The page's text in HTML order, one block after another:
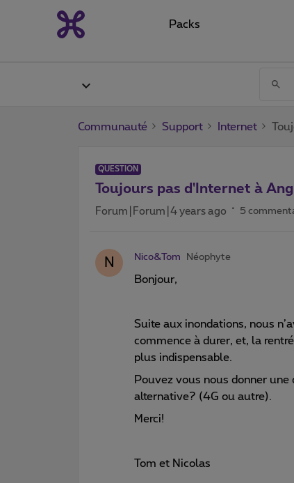
Packs
Communauté Support Internet
QUESTION
Toujours pas d'Internet à
Forum|Forum|4 years ago 5
N Nico&Tom Néophyte
Bonjour,
Suite aux inondations, nous
commence à durer, et, la
plus indispensable.
Pouvez vous nous donner
alternative? (4G ou autre).
Merci!
Tom et Nicolas